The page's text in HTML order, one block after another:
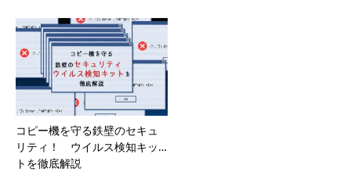
コピー機を守る鉄壁のセキュ
リティ！ ウイルス検知キッ
トを徹底解説